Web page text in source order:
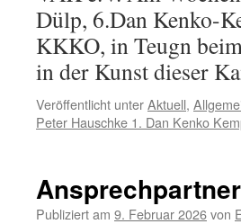
Dülp, 6.Dan Kenko-
KKKO, in Teugn
in der Kunst dieser
Veröffentlicht unterAktuell,
Peter Hauschke 1. Dan Kenko
Publiziert am 9. Februar 2026von